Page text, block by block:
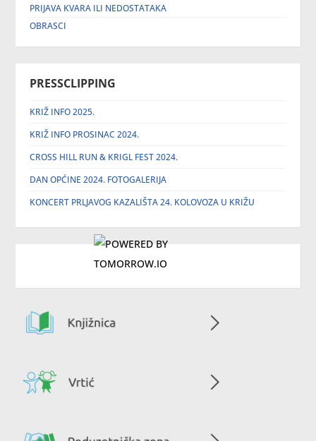
PRIJAVA KVARA ILI NEDOSTATAKA
OBRASCI
PRESSCLIPPING
KRIŽ INFO 2025.
KRIŽ INFO PROSINAC 2024.
CROSS HILL RUN & KRIGL FEST 2024.
DAN OPĆINE 2024. FOTOGALERIJA
KONCERT PRLJAVOG KAZALIŠTA 24. KOLOVOZA U KRIŽU